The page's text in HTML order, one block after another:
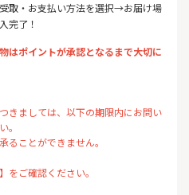
取・お支払い方法を選択→お届け場
完了！
はポイントが承認となるまで大切に
きましては、以下の期限内にお問い
。
ることができません。
】をご確認ください。